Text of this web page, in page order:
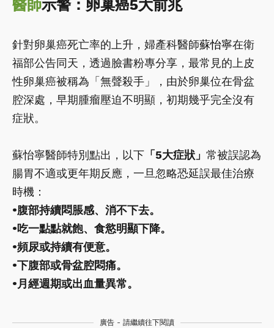
醫師示警：卵巢癌5大前兆
針對卵巢癌死亡率的上升，婦產科醫師蘇怡寧在衛
福部公告同天，透過臉書粉專分享，最常見的上皮
性卵巢癌被稱為「無聲殺手」，由於卵巢位在骨盆
腔深處，早期腫瘤壓迫不明顯，初期幾乎完全沒有
症狀。
蘇怡寧醫師特別點出，以下 「5大症狀」 常被誤認為
腸胃不適或更年期反應，一旦忽略恐延誤最佳治療
時機：
•腹部持續悶脹感、消不下去。
•吃一點點就飽、食慾明顯下降。
•頻尿或持續有便意。
•下腹部或骨盆腔悶痛。
•月經週期或出血量異常。
廣告 - 請繼續往下閱讀